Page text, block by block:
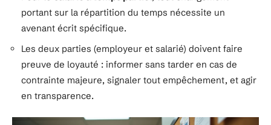
portant sur la répartition du temps nécessite un
avenant écrit spécifique.
Les deux parties (employeur et salarié) doivent faire
preuve de loyauté : informer sans tarder en cas de
contrainte majeure, signaler tout empêchement, et agir
en transparence.